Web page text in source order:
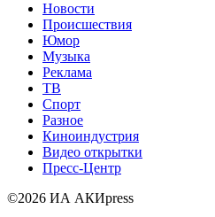
Новости
Происшествия
Юмор
Музыка
Реклама
ТВ
Спорт
Разное
Киноиндустрия
Видео открытки
Пресс-Центр
©2026 ИА АКИpress